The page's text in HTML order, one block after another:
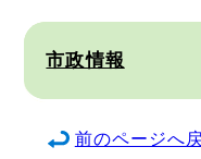
市政情報
前のページへ